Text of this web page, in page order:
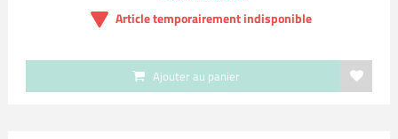
Article temporairement indisponible
Ajouter au panier